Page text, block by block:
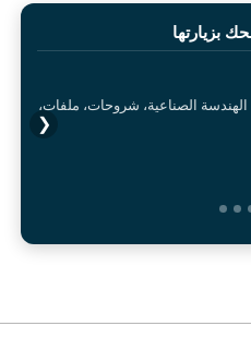
بزيارتها
الصناعية، شروحات، ملفات،
❮